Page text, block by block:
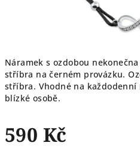
Náramek s ozdobou
stříbra na černém provázku.
stříbra. Vhodné na
blízké osobě.
590 Kč